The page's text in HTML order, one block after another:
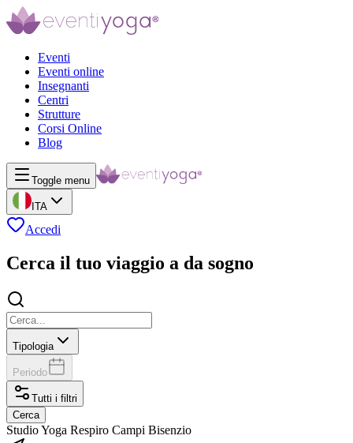
Eventi
Eventi online
Insegnanti
Centri
Strutture
Corsi Online
Blog
Toggle menu
ITA
Accedi
Cerca il tuo viaggio a da sogno
Tipologia
Periodo
Tutti i filtri
Cerca
Studio Yoga Respiro Campi Bisenzio